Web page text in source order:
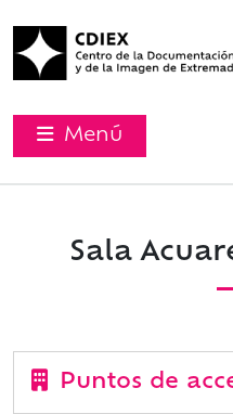
Menú
Sala
Puntos de